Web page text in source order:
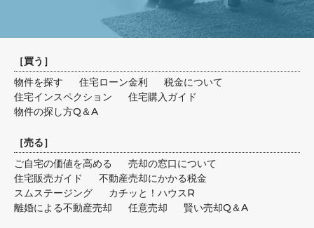
［買う ］
物件を探す
住宅ローン金利
税金について
住宅インスペクション
住宅購入ガイド
物件の探し方Q＆A
［売る］
ご自宅の価値を高める
売却の窓口について
住宅販売ガイド
不動産売却にかかる税金
スムステージング
カチッと！ハウスR
離婚による不動産売却
任意売却 賢い売却Q＆A